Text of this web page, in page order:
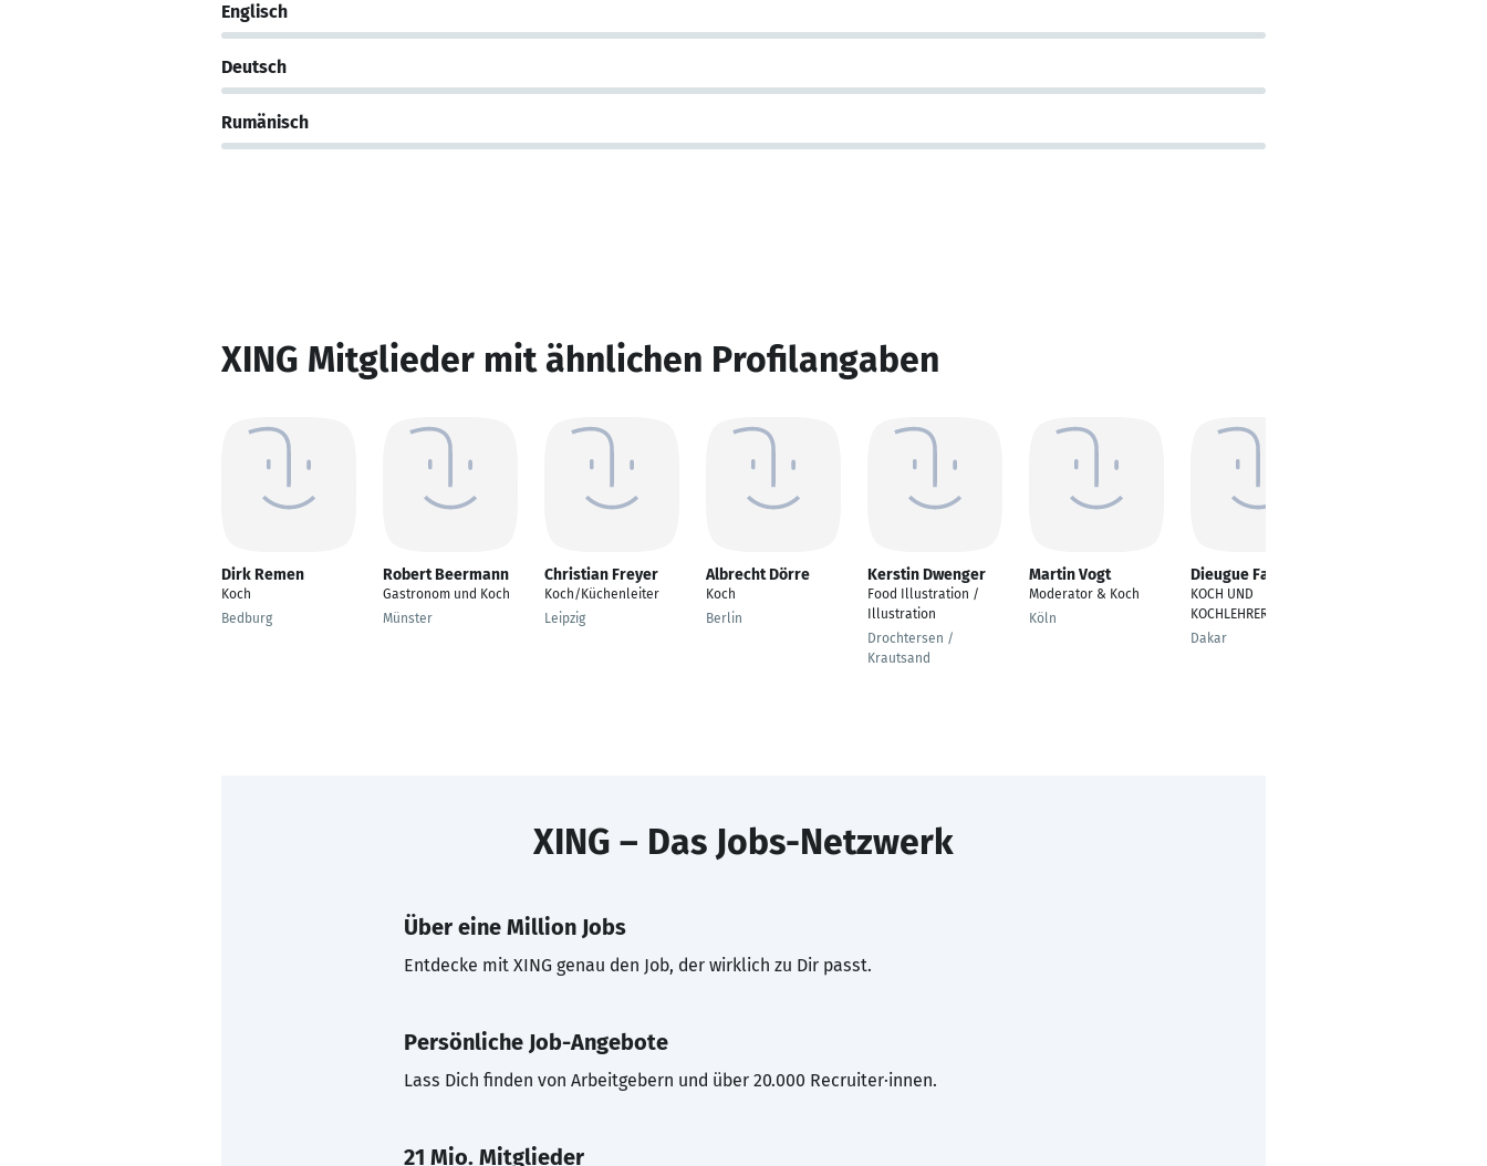
Englisch
Deutsch
Rumänisch
XING Mitglieder mit ähnlichen Profilangaben
Dirk Remen
Koch
Bedburg
Robert Beermann
Gastronom und Koch
Münster
Christian Freyer
Koch/Küchenleiter
Leipzig
Albrecht Dörre
Koch
Berlin
Kerstin Dwenger
Food Illustration /
Illustration
Drochtersen /
Krautsand
Martin Vogt
Moderator & Koch
Köln
Dieugue Fall
KOCH UND
KOCHLEHRER
Dakar
XING – Das Jobs-Netzwerk
Über eine Million Jobs
Entdecke mit XING genau den Job, der wirklich zu Dir passt.
Persönliche Job-Angebote
Lass Dich finden von Arbeitgebern und über 20.000 Recruiter·innen.
21 Mio. Mitglieder